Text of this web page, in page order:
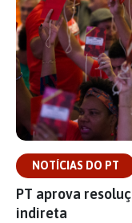
NOTÍCIAS DO PT
PT aprova
indireta